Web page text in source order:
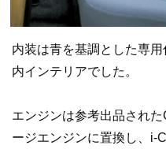
内装は青を基調とした専
内インテリアでした。
エンジンは参考出品され
ージエンジンに置換し、i-